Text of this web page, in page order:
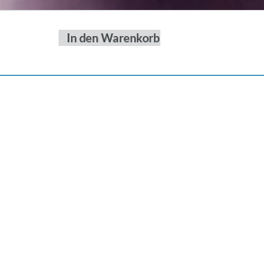
In den Warenkorb